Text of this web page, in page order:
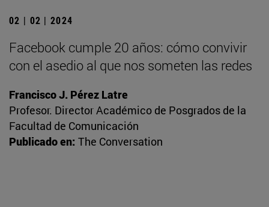
02 | 02 | 2024
Facebook cumple 20 años: cómo convivir
con el asedio al que nos someten las redes
Francisco J. Pérez Latre
Profesor. Director Académico de Posgrados de la
Facultad de Comunicación
Publicado en: The Conversation